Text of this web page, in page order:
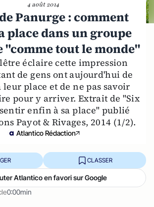
4 août 2014
Panurge : comment
place dans un groupe
"comme tout le monde"
éclaire cette impression
de gens ont aujourd'hui de
leur place et de ne pas savoir
pour y arriver. Extrait de "Six
enfin à sa place" publié
Payot & Rivages, 2014 (1/2).
Atlantico Rédaction
0:00min
CLASSER
Atlantico en favori sur Google